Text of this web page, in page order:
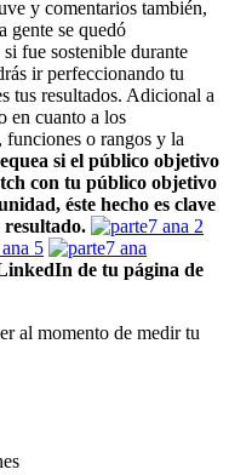
y comentarios también,
gente se quedó
fue sostenible durante
ir perfeccionando tu
tus resultados. Adicional a
en cuanto a los
funciones o rangos y la
si el público objetivo
con tu público objetivo
éste hecho es clave
resultado.
de tu página de
al momento de medir tu